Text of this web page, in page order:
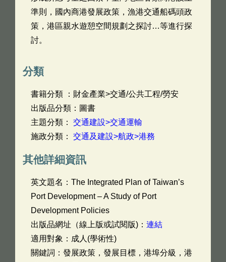
準則，國內商港發展政策，漁港交通船碼頭政
策，港區親水遊憩空間規劃之探討…等進行探
討。
分類
書籍分類 ：財金產業>交通/公共工程/勞安
出版品分類：圖書
主題分類： 交通建設>交通運輸
施政分類： 交通及建設>航政>港務
其他詳細資訊
英文題名： The Integrated Plan of Taiwan’s
Port Development – A Study of Port
Development Policies
出版品網址（線上版或試閱版)： 連結
適用對象：成人(學術性)
關鍵詞：發展政策，發展目標，港埠分級，港